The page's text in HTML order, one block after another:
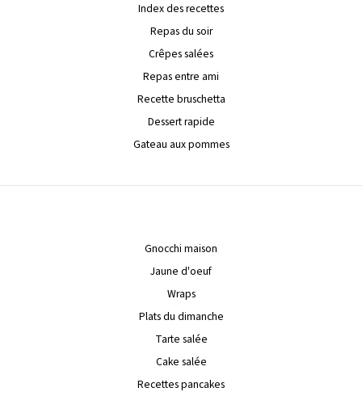
Index des recettes
Repas du soir
Crêpes salées
Repas entre ami
Recette bruschetta
Dessert rapide
Gateau aux pommes
Gnocchi maison
Jaune d'oeuf
Wraps
Plats du dimanche
Tarte salée
Cake salée
Recettes pancakes